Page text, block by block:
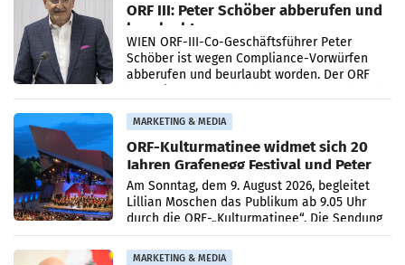
ORF III: Peter Schöber abberufen und
beurlaubt
WIEN ORF-III-Co-Geschäftsführer Peter
Schöber ist wegen Compliance-Vorwürfen
abberufen und beurlaubt worden. Der ORF
MARKETING & MEDIA
ORF-Kulturmatinee widmet sich 20
Jahren Grafenegg Festival und Peter
Simonischek
Am Sonntag, dem 9. August 2026, begleitet
Lillian Moschen das Publikum ab 9.05 Uhr
durch die ORF-„Kulturmatinee“. Die Sendung
startet mit der Dokumentation „20 Jahre
Grafenegg
MARKETING & MEDIA